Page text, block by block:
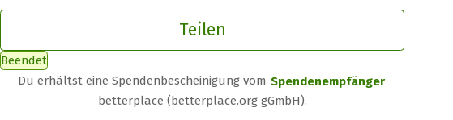
Teilen
Beendet
Du erhältst eine Spendenbescheinigung vom Spendenempfänger
betterplace (betterplace.org gGmbH).